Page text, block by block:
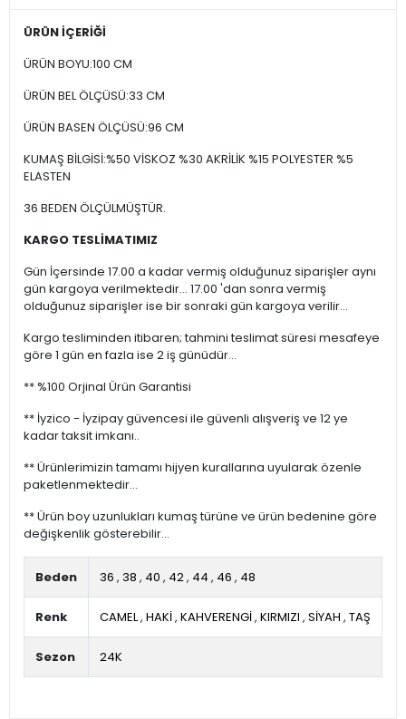
ÜRÜN İÇERİĞİ
ÜRÜN BOYU:100 CM
ÜRÜN BEL ÖLÇÜSÜ:33 CM
ÜRÜN BASEN ÖLÇÜSÜ:96 CM
KUMAŞ BİLGİSİ:%50 VİSKOZ %30 AKRİLİK %15 POLYESTER %5
ELASTEN
36 BEDEN ÖLÇÜLMÜŞTÜR.
KARGO TESLİMATIMIZ
Gün İçersinde 17.00 a kadar vermiş olduğunuz siparişler aynı
gün kargoya verilmektedir... 17.00 'dan sonra vermiş
olduğunuz siparişler ise bir sonraki gün kargoya verilir...
Kargo tesliminden itibaren; tahmini teslimat süresi mesafeye
göre 1 gün en fazla ise 2 iş günüdür...
** %100 Orjinal Ürün Garantisi
** İyzico - İyzipay güvencesi ile güvenli alışveriş ve 12 ye
kadar taksit imkanı..
** Ürünlerimizin tamamı hijyen kurallarına uyularak özenle
paketlenmektedir...
** Ürün boy uzunlukları kumaş türüne ve ürün bedenine göre
değişkenlik gösterebilir...
Beden 36 , 38 , 40 , 42, 44 , 46 , 48
Renk CAMEL, HAKİ, KAHVERENGİ, KIRMIZI , SİYAH , TAŞ
Sezon 24K